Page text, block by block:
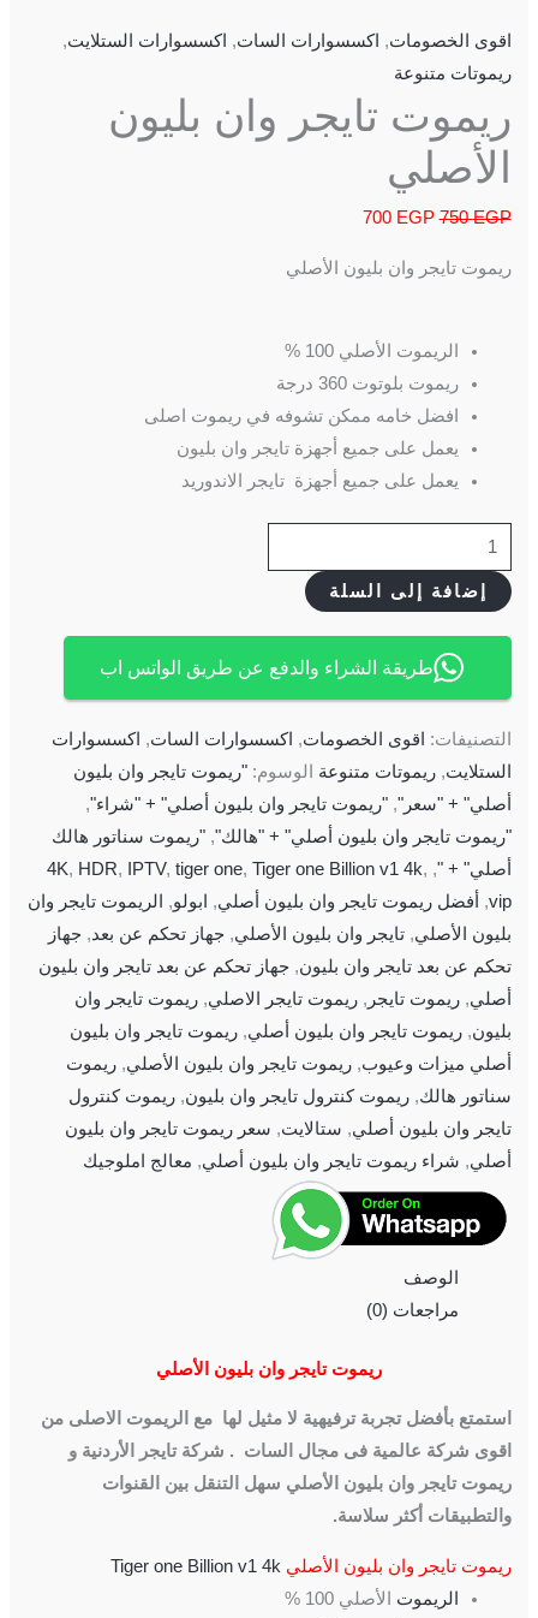
اقوى الخصومات, اكسسوارات السات, اكسسوارات الستلايت,
ريموتات متنوعة
ريموت تايجر وان بليون
الأصلي
750EGP
700 EGP
ريموت تايجر وان بليون الأصلي
الريموت الأصلي 100 %
ريموت بلوتوت 360 درجة
افضل خامه ممكن تشوفه في ريموت اصلى
يعمل على جميع أجهزة تايجر وان بليون
يعمل على جميع أجهزة تايجر الاندوريد
إضافة إلى السلة
طريقة الشراء والدفع عن طريق الواتس اب
التصنيفات: اقوى الخصومات, اكسسوارات السات, اكسسوارات
الستلايت,ريموتات متنوعة الوسوم:"ريموت تايجر وان بليون
أصلي" + "سعر","ريموت تايجر وان بليون أصلي" + "شراء",
"ريموت تايجر وان بليون أصلي" + "هالك","ريموت سناتور هالك
أصلي" + ",
4K, HDR, IPTV, tiger one, Tiger one Billion v1 4k,
vip
, أفضل ريموت تايجر وان بليون أصلي, ابولو,
الريموت تايجر وان
بليون الأصلي,تايجر وان بليون الأصلي,جهاز تحكم عن بعد,جهاز
تحكم عن بعد تايجر وان بليون,جهاز تحكم عن بعد تايجر وان بليون
أصلي,ريموت تايجر ,ريموت تايجر الاصلي,ريموت تايجر وان
بليون,ريموت تايجر وان بليون أصلي,ريموت تايجر وان بليون
أصلي ميزات وعيوب,ريموت تايجر وان بليون الأصلي,ريموت
سناتور هالك,ريموت كنترول تايجر وان بليون,ريموت كنترول
تايجر وان بليون أصلي, ستالايت, سعر ريموت تايجر وان بليون
أصلي, شراء ريموت تايجر وان بليون أصلي, معالج املوجيك
الوصف
مراجعات (0)
ريموت تايجر وان بليون الأصلي
ستمتع بأفضل تجربة ترفيهية لا مثيل لها مع الريموت الاصلى من
اقوى شركة عالمية فى مجال السات . شركة تايجر الأردنية و
ريموت تايجر وان بليون الأصلي سهل التنقل بين القنوات
والتطبيقات أكثر سلاسة.
ريموت تايجر وان بليون الأصلي Tiger one Billion v1 4k
الريموت الأصلي 100 %